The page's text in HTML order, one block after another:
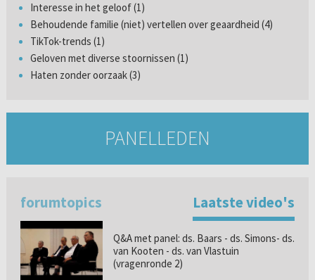
Interesse in het geloof (1)
Behoudende familie (niet) vertellen over geaardheid (4)
TikTok-trends (1)
Geloven met diverse stoornissen (1)
Haten zonder oorzaak (3)
PANELLEDEN
forumtopics Laatste video's
Q&A met panel: ds. Baars - ds. Simons- ds.
van Kooten - ds. van Vlastuin
(vragenronde 2)